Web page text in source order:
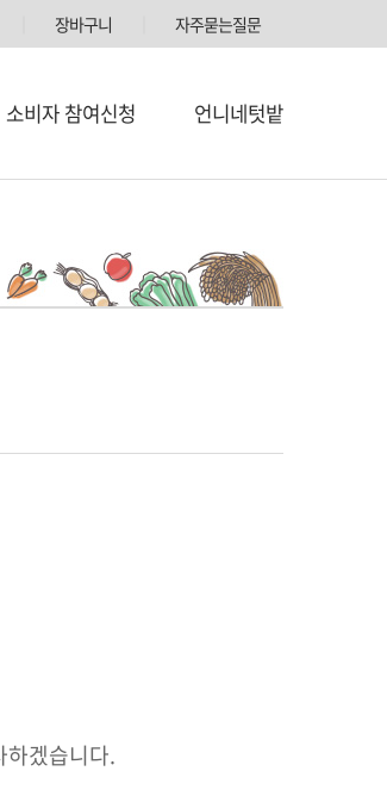
장바구니 자주묻는질문
소비자 참여신청 언니네텃밭
하겠습니다.